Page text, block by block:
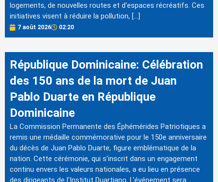
logements, de nouvelles routes et d'espaces récréatifs. Ces
initiatives visent à réduire la pollution, […]
7 août 2026 02:20
République Dominicaine: Célébration
des 150 ans de la mort de Juan
Pablo Duarte en République
Dominicaine
La Commission Permanente des Éphémérides Patriotiques a
remis une médaille commémorative pour le 150e anniversaire
du décès de Juan Pablo Duarte, figure emblématique de la
nation. Cette cérémonie, qui s'inscrit dans un engagement
continu envers les valeurs nationales, a eu lieu en présence
des dirigeants de l'Institut Duartiano. L'événement sera